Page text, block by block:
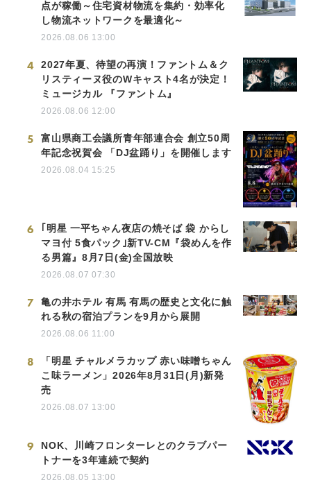
点が稼働～住宅資材物流を集約・効率化
し物流ネットワークを最適化～
2026.08.06 13:00
4
2027年夏、待望の再演！ファントム＆ク
リスティーヌ役のWキャスト4名が決定！
ミュージカル 『ファントム』
2026.08.06 12:00
5
富山県商工会議所青年部連合会 創立50周
年記念祝賀会 「DJ盆踊り」を開催します
2026.08.04 15:25
6
｢明星 一平ちゃん夜店の焼そば 袋 からし
マヨ付 5食パック｣新TV-CM『袋めんを作
る男篇』8月7日(金)全国放映
2026.08.07 07:30
7
亀の井ホテル 有馬 有馬の歴史と文化に触
れる秋の宿泊プランを9月から展開
2026.08.06 11:00
8
「明星 チャルメラカップ 赤い味噌ちゃん
こ味ラーメン」2026年8月31日(月)新発
売
2026.08.07 13:00
9
NOK、川崎フロンターレとのクラブパー
トナーを3年連続で契約
2026.08.05 13:00